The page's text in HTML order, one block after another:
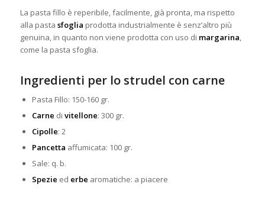
La pasta fillo è reperibile, facilmente, già pronta, ma rispetto
alla pasta sfoglia prodotta industrialmente è senz’altro più
genuina, in quanto non viene prodotta con uso di margarina,
come la pasta sfoglia.
Ingredienti per lo strudel con carne
Pasta Fillo: 150-160 gr.
Carne di vitellone: 300 gr.
Cipolle: 2
Pancetta affumicata: 100 gr.
Sale: q. b.
Spezie ed erbe aromatiche: a piacere